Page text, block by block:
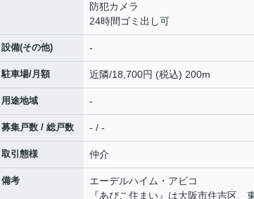
防犯カメラ
24時間ゴミ出し可
設備(その他) -
駐車場/月額 近隣/18,700円 (税込) 200m
用途地域 -
募集戸数 / 総戸数 - / -
取引態様 仲介
備考
エーデルハイム・アビコ
『あびこ住まい』は大阪市住吉区、